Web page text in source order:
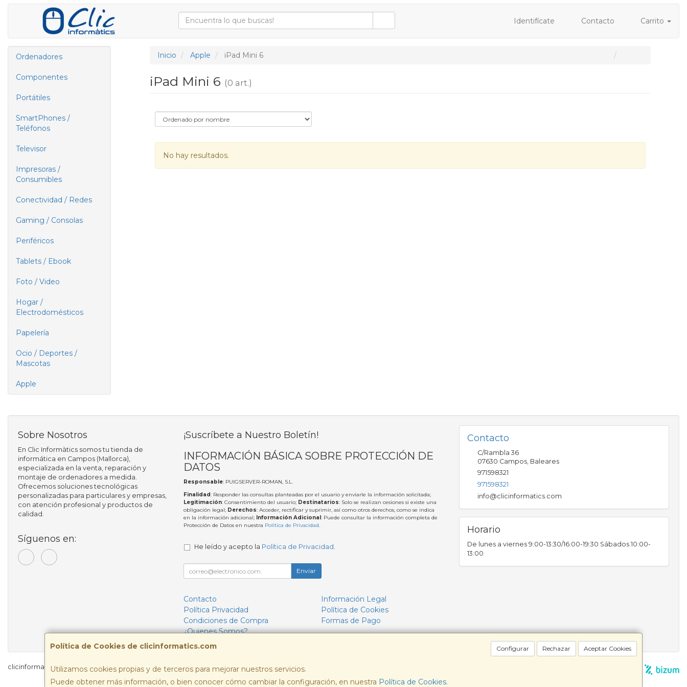
Identifícate Contacto Carrito
Ordenadores
Componentes
Portátiles
SmartPhones /
Teléfonos
Televisor
Impresoras /
Consumibles
Conectividad / Redes
Gaming / Consolas
Periféricos
Tablets / Ebook
Foto / Video
Hogar /
Electrodomésticos
Papelería
Ocio / Deportes /
Mascotas
Apple
Inicio Apple iPad Mini 6
iPad Mini 6 (0 art.)
No hay resultados.
Política de Cookies de clicinformatics.com Configurar Rechazar Aceptar Cookies
Utilizamos cookies propias y de terceros para mejorar nuestros servicios.
Puede obtener más información, o bien conocer cómo cambiar la configuración, en nuestra Política de Cookies.
Sobre Nosotros
En Clic Informàtics somos tu tienda de
informática en Campos (Mallorca),
especializada en la venta, reparación y
montaje de ordenadores a medida.
Ofrecemos soluciones tecnológicas
personalizadas para particulares y empresas,
con atención profesional y productos de
calidad.
Síguenos en:
¡Suscríbete a Nuestro Boletín!
INFORMACIÓN BÁSICA SOBRE PROTECCIÓN DE
DATOS
Responsable: PUIGSERVER-ROMAN, S.L.
Finalidad: Responder las consultas planteadas por el usuario y enviarle la información solicitada;
Legitimación: Consentimiento del usuario; Destinatarios: Solo se realizan cesiones si existe una
obligación legal; Derechos: Acceder, rectificar y suprimir, así como otros derechos, como se indica
en la información adicional; Información Adicional: Puede consultar la información completa de
Protección de Datos en nuestra Política de Privacidad.
He leído y acepto la Política de Privacidad .
Enviar
Contacto
Información Legal
Política Privacidad
Política de Cookies
Condiciones de Compra
Formas de Pago
¿Quienes Somos?
Contacto
C/Rambla 36
07630 Campos, Baleares
971598321
971598321
info@clicinformatics.com
Horario
De lunes a viernes 9:00-13:30/16:00-19:30 Sábados 10:00-
13:00
clicinformatics.com © 2026
, , , , España. - C.I.F.: B57693244 - Tfno: